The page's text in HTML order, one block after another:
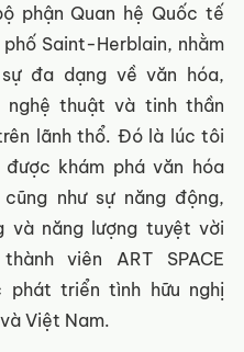
phận Quan hệ Quốc tế
Saint-Herblain, nhằm
đa dạng về văn hóa,
nghệ thuật và tinh thần
lãnh thổ. Đó là lúc tôi
khám phá văn hóa
như sự năng động,
và năng lượng tuyệt vời
viên ART SPACE
phát triển tình hữu nghị
Việt Nam.